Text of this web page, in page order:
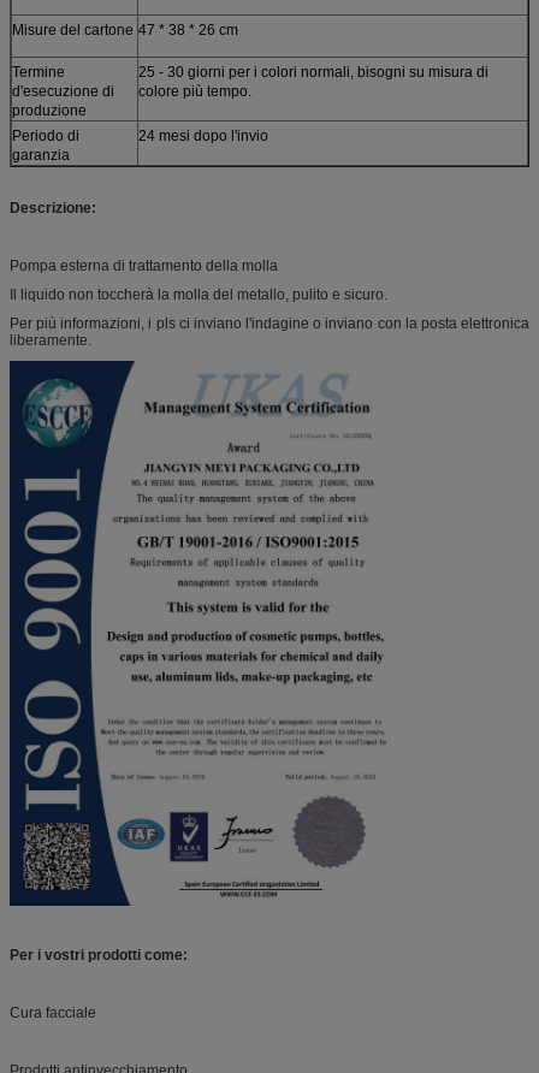
Misure del cartone 47 * 38 * 26 cm
Termine
d'esecuzione di
produzione
25 - 30 giorni per i colori normali, bisogni su misura di
colore più tempo.
Periodo di
garanzia
24 mesi dopo l'invio
Descrizione:
Pompa esterna di trattamento della molla
Il liquido non toccherà la molla del metallo, pulito e sicuro.
Per più informazioni, i pls ci inviano l'indagine o inviano con la posta elettronica
liberamente.
Per i vostri prodotti come:
Cura facciale